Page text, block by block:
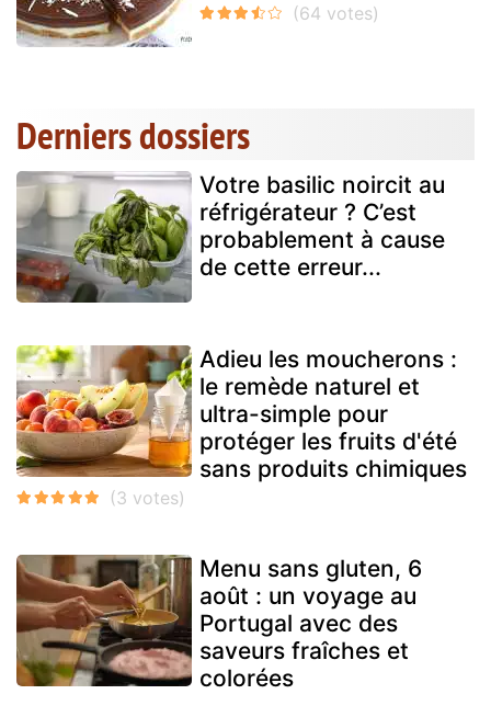
Derniers dossiers
Votre basilic noircit au
réfrigérateur ? C’est
probablement à cause
de cette erreur...
Adieu les moucherons :
le remède naturel et
ultra-simple pour
protéger les fruits d'été
sans produits chimiques
Menu sans gluten, 6
août : un voyage au
Portugal avec des
saveurs fraîches et
colorées